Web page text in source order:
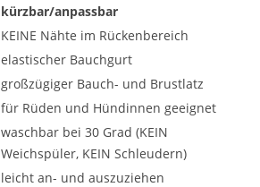
kürzbar/anpassbar
KEINE Nähte im Rückenbereich
elastischer Bauchgurt
großzügiger Bauch- und Brustlatz
für Rüden und Hündinnen geeignet
waschbar bei 30 Grad (KEIN
Weichspüler, KEIN Schleudern)
leicht an- und auszuziehen